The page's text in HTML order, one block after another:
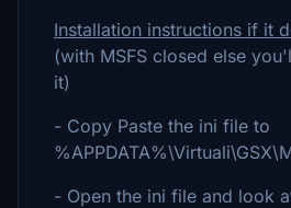
Installation instructions if it
(with MSFS closed else
it)
- Copy Paste the ini file to
- Open the ini file and look